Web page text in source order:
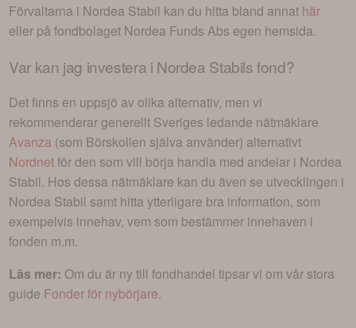
Förvaltarna i Nordea Stabil kan du hitta bland annat här
eller på fondbolaget Nordea Funds Abs egen hemsida.
Var kan jag investera i Nordea Stabils fond?
Det finns en uppsjö av olika alternativ, men vi
rekommenderar generellt Sveriges ledande nätmäklare
Avanza (som Börskollen själva använder) alternativt
Nordnetför den som vill börja handla med andelar i Nordea
Stabil. Hos dessa nätmäklare kan du även se utvecklingen i
Nordea Stabil samt hitta ytterligare bra information, som
exempelvis innehav, vem som bestämmer innehaven i
fonden m.m.
Läs mer: Om du är ny till fondhandel tipsar vi om vår stora
guide Fonder för nybörjare.